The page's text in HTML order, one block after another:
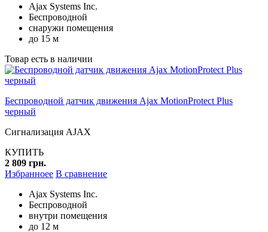
Ajax Systems Inc.
Беспроводной
снаружи помещения
до 15 м
Товар есть в наличии
Беспроводной датчик движения Ajax MotionProtect Plus
черный
Сигнализация AJAX
КУПИТЬ
2 809 грн.
Избранноее В сравнение
Ajax Systems Inc.
Беспроводной
внутри помещения
до 12 м